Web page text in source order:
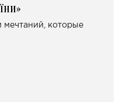
мечтаний, которые